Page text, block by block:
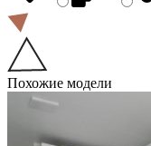
Похожие модели